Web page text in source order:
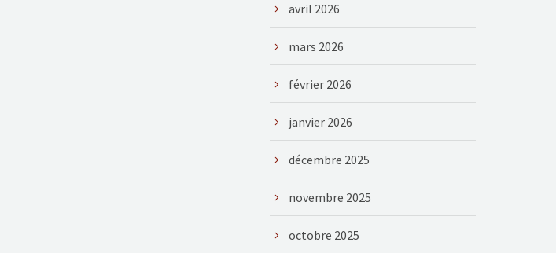
avril 2026
mars 2026
février 2026
janvier 2026
décembre 2025
novembre 2025
octobre 2025